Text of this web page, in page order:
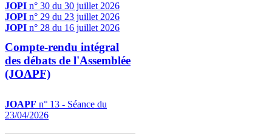
JOPI n° 30 du 30 juillet 2026
JOPI n° 29 du 23 juillet 2026
JOPI n° 28 du 16 juillet 2026
Compte-rendu intégral
des débats de l'Assemblée
(JOAPF)
JOAPF n° 13 - Séance du
23/04/2026